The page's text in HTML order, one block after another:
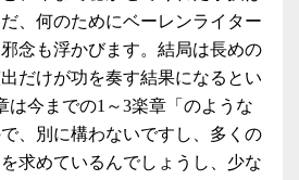
、何のためにベーレンライター
念も浮かびます。結局は長めの
だけが功を奏す結果になるとい
今までの1～3楽章「のような
、別に構わないですし、多くの
求めているんでしょうし、少な